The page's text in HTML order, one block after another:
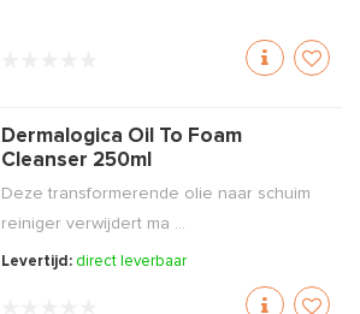
Dermalogica Oil To Foam
Cleanser 250ml
Deze transformerende olie naar schuim
reiniger verwijdert ma ...
Levertijd: direct leverbaar